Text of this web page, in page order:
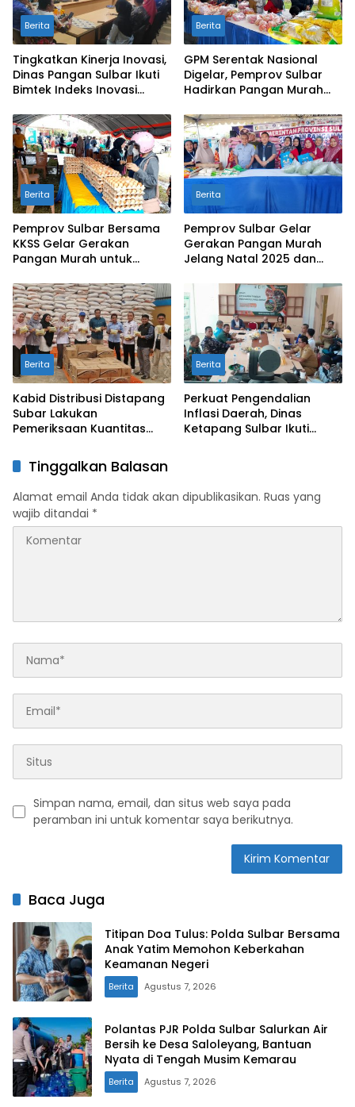
Berita
Tingkatkan Kinerja Inovasi,
Dinas Pangan Sulbar Ikuti
Bimtek Indeks Inovasi
Berita
GPM Serentak Nasional
Digelar, Pemprov Sulbar
Hadirkan Pangan Murah
Berita
Pemprov Sulbar Bersama
KKSS Gelar Gerakan
Pangan Murah untuk
Berita
Pemprov Sulbar Gelar
Gerakan Pangan Murah
Jelang Natal 2025 dan
Berita
Kabid Distribusi Distapang
Subar Lakukan
Pemeriksaan Kuantitas
Pangan CPP
Berita
Perkuat Pengendalian
Inflasi Daerah, Dinas
Ketapang Sulbar Ikuti
Tinggalkan Balasan
Alamat email Anda tidak akan dipublikasikan. Ruas yang
wajib ditandai *
Simpan nama, email, dan situs web saya pada
peramban ini untuk komentar saya berikutnya.
Baca Juga
Titipan Doa Tulus: Polda Sulbar Bersama
Anak Yatim Memohon Keberkahan
Keamanan Negeri
Berita Agustus 7, 2026
Polantas PJR Polda Sulbar Salurkan Air
Bersih ke Desa Saloleyang, Bantuan
Nyata di Tengah Musim Kemarau
Berita Agustus 7, 2026